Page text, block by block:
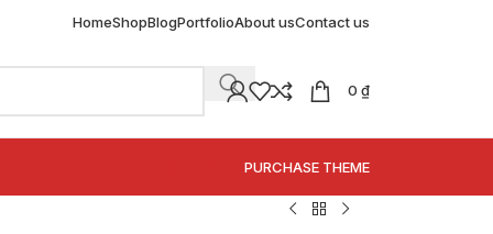
HomeShopBlogPortfolioAbout usContact us
0 ₫
PURCHASE THEME